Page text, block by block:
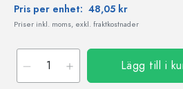
Pris per enhet: 48,05 kr
Priser inkl. moms, exkl. fraktkostnader
Lägg till i